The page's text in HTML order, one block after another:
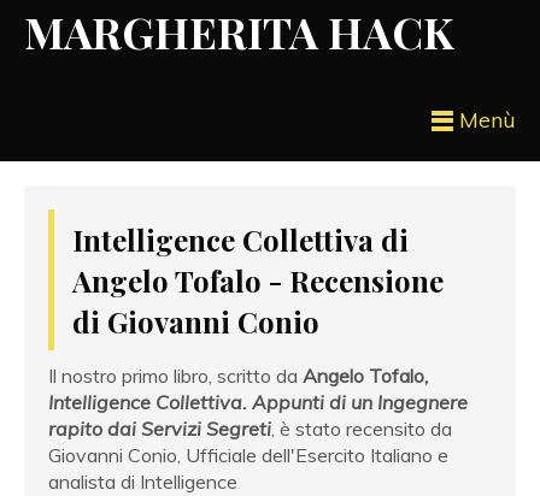
MARGHERITA HACK
Menù
Intelligence Collettiva di
Angelo Tofalo - Recensione
di Giovanni Conio
Il nostro primo libro, scritto da Angelo Tofalo,
Intelligence Collettiva. Appunti di un Ingegnere
rapito dai Servizi Segreti, è stato recensito da
Giovanni Conio, Ufficiale dell'Esercito Italiano e
analista di Intelligence